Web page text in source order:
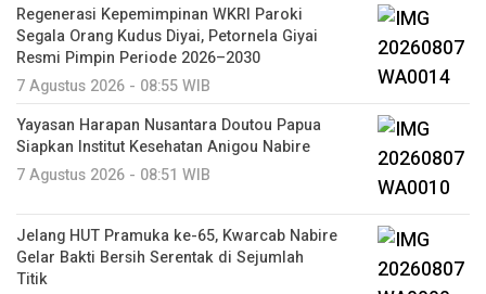
Regenerasi Kepemimpinan WKRI Paroki
Segala Orang Kudus Diyai, Petornela Giyai
Resmi Pimpin Periode 2026–2030
7 Agustus 2026 - 08:55 WIB
Yayasan Harapan Nusantara Doutou Papua
Siapkan Institut Kesehatan Anigou Nabire
7 Agustus 2026 - 08:51 WIB
Jelang HUT Pramuka ke-65, Kwarcab Nabire
Gelar Bakti Bersih Serentak di Sejumlah
Titik